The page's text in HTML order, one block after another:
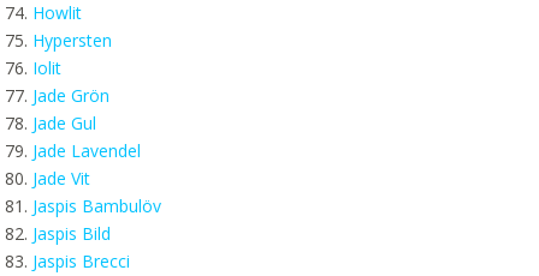
Howlit
Hypersten
Iolit
Jade Grön
Jade Gul
Jade Lavendel
Jade Vit
Jaspis Bambulöv
Jaspis Bild
Jaspis Brecci